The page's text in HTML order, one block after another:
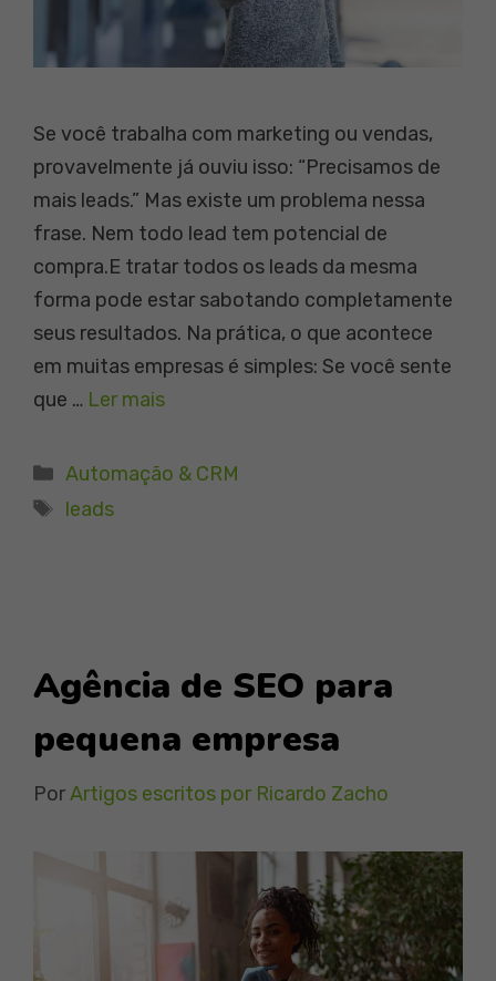
Se você trabalha com marketing ou vendas,
provavelmente já ouviu isso: “Precisamos de
mais leads.” Mas existe um problema nessa
frase. Nem todo lead tem potencial de
compra.E tratar todos os leads da mesma
forma pode estar sabotando completamente
seus resultados. Na prática, o que acontece
em muitas empresas é simples: Se você sente
que … Ler mais
Categorias
Automação & CRM
Tags
leads
Agência de SEO para
pequena empresa
PorArtigos escritos por Ricardo Zacho